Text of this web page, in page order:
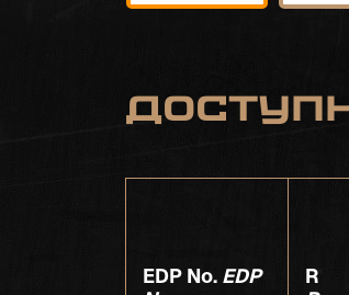
EDP No. EDP
R